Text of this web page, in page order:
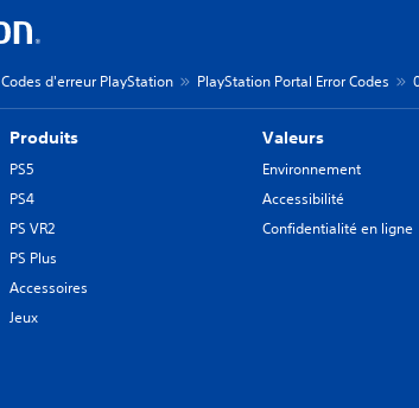
Codes d'erreur PlayStation PlayStation Portal Error Codes
Produits
PS5
PS4
PS VR2
PS Plus
Accessoires
Jeux
Valeurs
Environnement
Accessibilité
Confidentialité en ligne